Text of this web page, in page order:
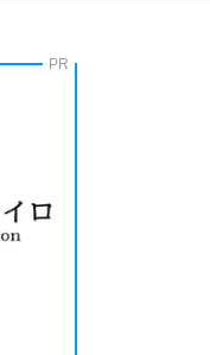
PR